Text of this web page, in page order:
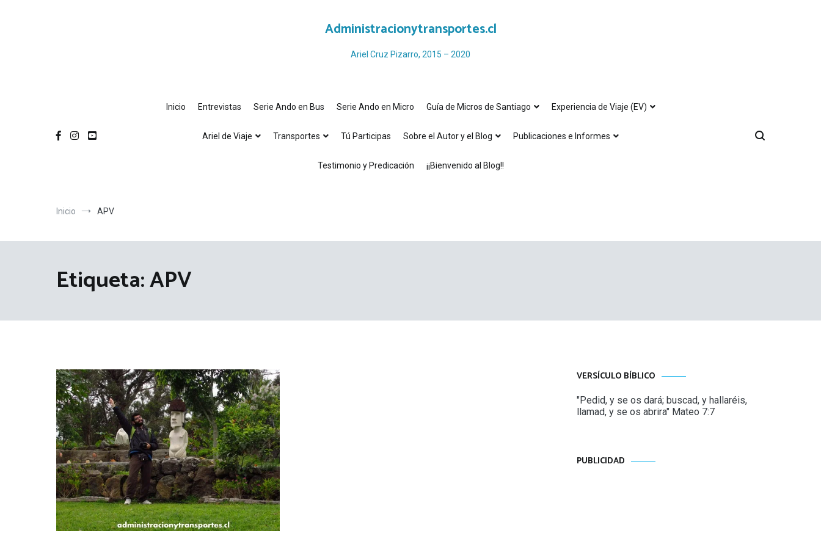
Administracionytransportes.cl
Ariel Cruz Pizarro, 2015 – 2020
Inicio Entrevistas Serie Ando en Bus Serie Ando en Micro Guía de Micros de Santiago Experiencia de Viaje (EV)
Ariel de Viaje Transportes Tú Participas Sobre el Autor y el Blog Publicaciones e Informes
Testimonio y Predicación ¡¡Bienvenido al Blog!!
Inicio APV
Etiqueta:APV
VERSÍCULO BÍBLICO
"Pedid, y se os dará; buscad, y hallaréis,
llamad, y se os abrira" Mateo 7:7
PUBLICIDAD